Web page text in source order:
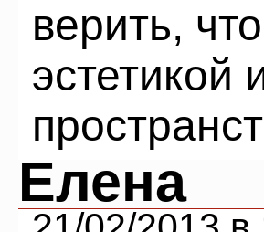
верить,
эстетикой
Елена